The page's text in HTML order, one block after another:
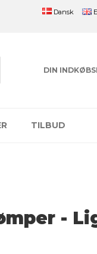
Dansk
DIN
TILBUD
-